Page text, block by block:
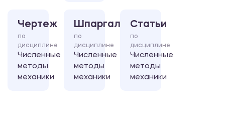
Чертеж
по
дисциплине
Численные
методы
механики
Шпаргалка
по
дисциплине
Численные
методы
механики
Статьи
по
дисциплине
Численные
методы
механики